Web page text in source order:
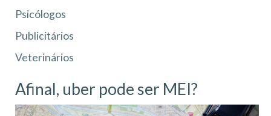
Psicólogos
Publicitários
Veterinários
Afinal, uber pode ser MEI?